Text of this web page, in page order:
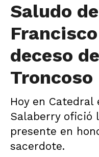
Saludo
deceso
Troncoso
Hoy en Catedral
Salaberry ofició
presente en
sacerdote.